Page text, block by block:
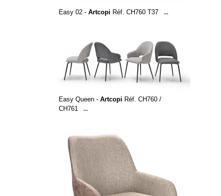
Easy 02 - Artcopi Réf. CH760 T37 ...
Easy Queen - Artcopi Réf. CH760 /
CH761
...